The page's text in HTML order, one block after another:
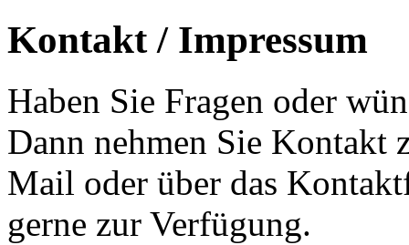
Kontakt / Impressum
Haben Sie Fragen oder
Dann nehmen Sie Kontakt
Mail oder über das
gerne zur Verfügung.